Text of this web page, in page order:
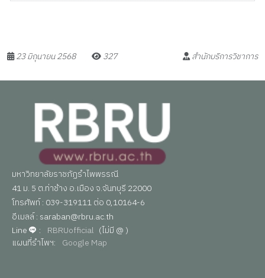
23 มิถุนายน 2568 327 สำนักบริการวิชาการ
มหาวิทยาลัยราชภัฏรำไพพรรณี
41 ม. 5 ต.ท่าช้าง อ.เมือง จ.จันทบุรี 22000
โทรศัพท์ : 039-319111 ต่อ 0,10164-6
อีเมลล์ : saraban@rbru.ac.th
Line
: RBRUofficial (ไม่มี @ )
แผนที่รำไพฯ: Google Map